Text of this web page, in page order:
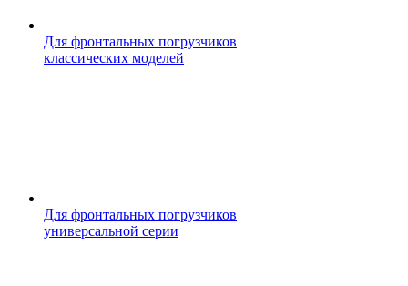
Для фронтальных погрузчиков
классических моделей
Для фронтальных погрузчиков
универсальной серии